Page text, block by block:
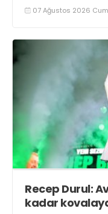
07 Ağustos 2026
Recep Durul:
kadar